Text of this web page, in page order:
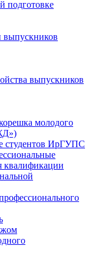
подготовке
выпускников
выпускников
молодого
студентов ИрГУПС